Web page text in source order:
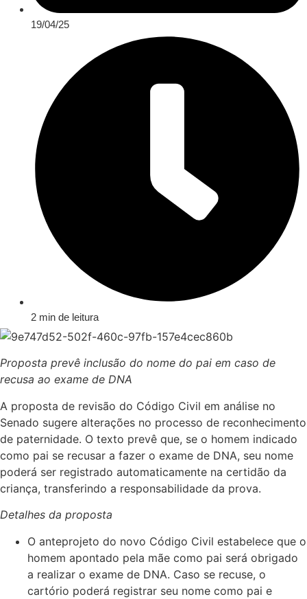
19/04/25
2 min de leitura
Proposta prevê inclusão do nome do pai em caso de
recusa ao exame de DNA
A proposta de revisão do Código Civil em análise no
Senado sugere alterações no processo de reconhecimento
de paternidade. O texto prevê que, se o homem indicado
como pai se recusar a fazer o exame de DNA, seu nome
poderá ser registrado automaticamente na certidão da
criança, transferindo a responsabilidade da prova.
Detalhes da proposta
O anteprojeto do novo Código Civil estabelece que o
homem apontado pela mãe como pai será obrigado
a realizar o exame de DNA. Caso se recuse, o
cartório poderá registrar seu nome como pai e